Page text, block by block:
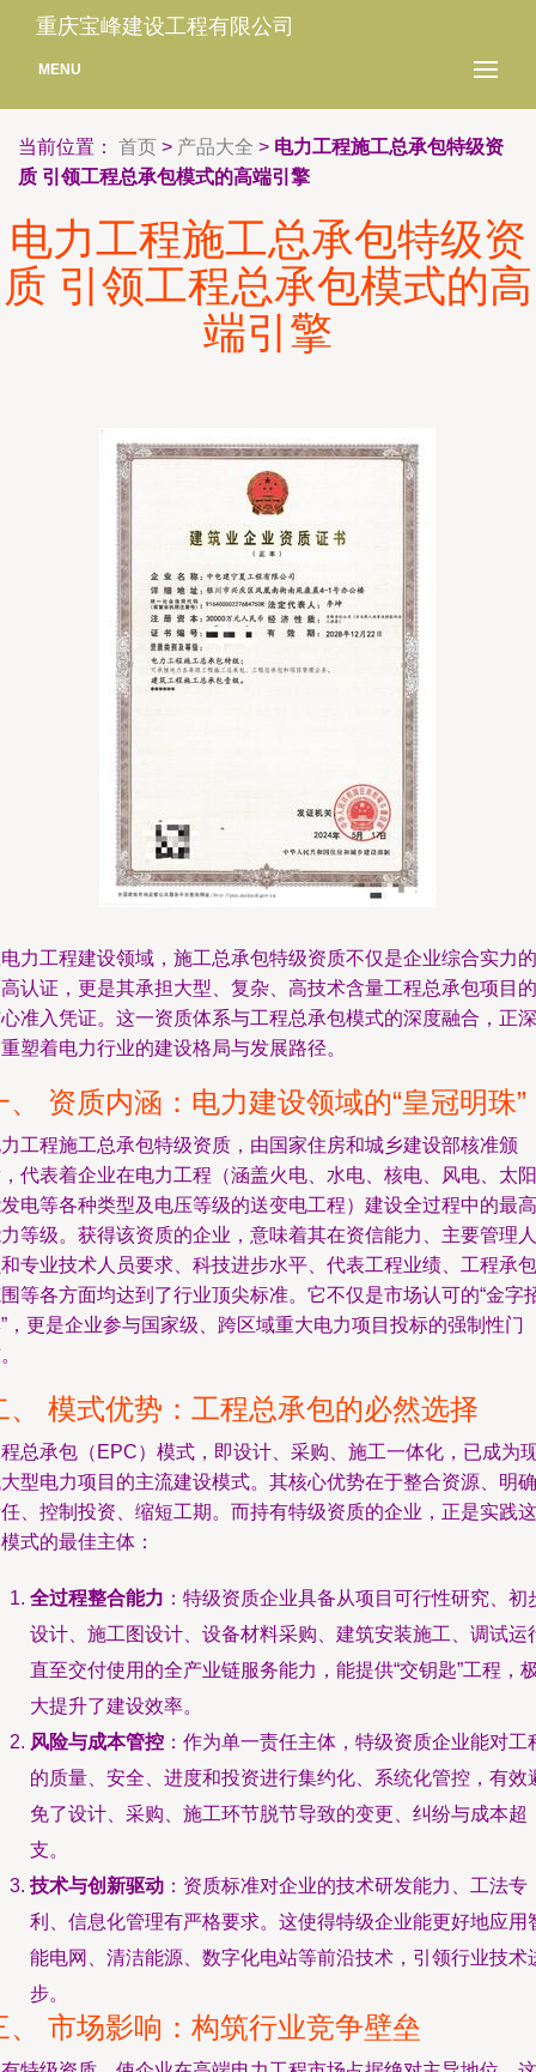
重庆宝峰建设工程有限公司
MENU
当前位置： 首页 > 产品大全 > 电力工程施工总承包特级资
质 引领工程总承包模式的高端引擎
电力工程施工总承包特级资
质 引领工程总承包模式的高
端引擎
力工程建设领域，施工总承包特级资质不仅是企业综合实力的
认证，更是其承担大型、复杂、高技术含量工程总承包项目的
准入凭证。这一资质体系与工程总承包模式的深度融合，正深
塑着电力行业的建设格局与发展路径。
、 资质内涵：电力建设领域的“皇冠明珠”
工程施工总承包特级资质，由国家住房和城乡建设部核准颁
代表着企业在电力工程（涵盖火电、水电、核电、风电、太阳
电等各种类型及电压等级的送变电工程）建设全过程中的最高
等级。获得该资质的企业，意味着其在资信能力、主要管理人
专业技术人员要求、科技进步水平、代表工程业绩、工程承包
等各方面均达到了行业顶尖标准。它不仅是市场认可的“金字
，更是企业参与国家级、跨区域重大电力项目投标的强制性门
、 模式优势：工程总承包的必然选择
总承包（EPC）模式，即设计、采购、施工一体化，已成为
型电力项目的主流建设模式。其核心优势在于整合资源、明确
、控制投资、缩短工期。而持有特级资质的企业，正是实践这
式的最佳主体：
全过程整合能力 ：特级资质企业具备从项目可行性研究、初
设计、施工图设计、设备材料采购、建筑安装施工、调试运
直至交付使用的全产业链服务能力，能提供“交钥匙”工程，
大提升了建设效率。
风险与成本管控 ：作为单一责任主体，特级资质企业能对工
的质量、安全、进度和投资进行集约化、系统化管控，有效
免了设计、采购、施工环节脱节导致的变更、纠纷与成本超
支。
技术与创新驱动 ：资质标准对企业的技术研发能力、工法专
利、信息化管理有严格要求。这使得特级企业能更好地应用
能电网、清洁能源、数字化电站等前沿技术，引领行业技术
步。
、 市场影响：构筑行业竞争壁垒